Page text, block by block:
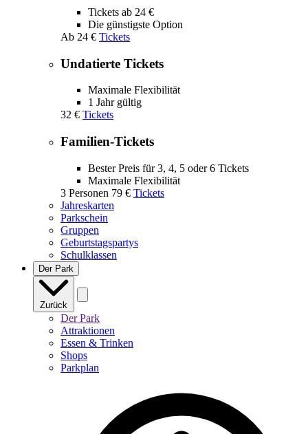
Tickets ab 24 €
Die günstigste Option
Ab 24 € Tickets
Undatierte Tickets
Maximale Flexibilität
1 Jahr gültig
32 € Tickets
Familien-Tickets
Bester Preis für 3, 4, 5 oder 6 Tickets
Maximale Flexibilität
3 Personen 79 € Tickets
Jahreskarten
Parkschein
Gruppen
Geburtstagspartys
Schulklassen
Der Park
Zurück
Der Park
Attraktionen
Essen & Trinken
Shops
Parkplan